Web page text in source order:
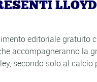
editoriale gratuito
accompagneranno la
secondo solo al calcio